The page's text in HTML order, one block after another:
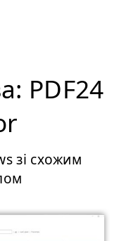
PDF24
зі схожим